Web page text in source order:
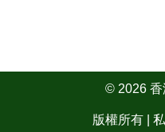
© 2026 香
版權所有 |